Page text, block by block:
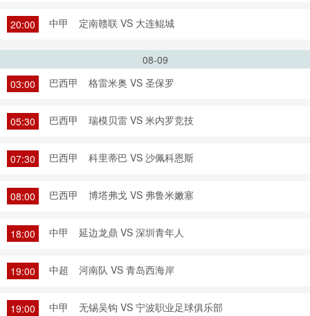
20:00 中甲 定南赣联 VS 大连鲲城
08-09
03:00
巴西甲 格雷米奥 VS 圣保罗
05:30 巴西甲 瑞模贝雷 VS 米内罗竞技
07:30 巴西甲 科里蒂巴 VS 沙佩科恩斯
08:00 巴西甲 博塔弗戈 VS 弗鲁米嫩塞
18:00 中甲 延边龙鼎 VS 深圳青年人
19:00 中超 河南队 VS 青岛西海岸
19:00 中甲 无锡吴钩 VS 宁波职业足球俱乐部